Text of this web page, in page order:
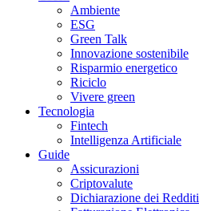
Ambiente
ESG
Green Talk
Innovazione sostenibile
Risparmio energetico
Riciclo
Vivere green
Tecnologia
Fintech
Intelligenza Artificiale
Guide
Assicurazioni
Criptovalute
Dichiarazione dei Redditi